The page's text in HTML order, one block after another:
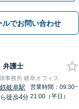
ルでお問い合わせ
弁護士
事務所 岐阜オフィス
岐阜駅
徒歩4分
営業時間：09:30~
21:00（平日）